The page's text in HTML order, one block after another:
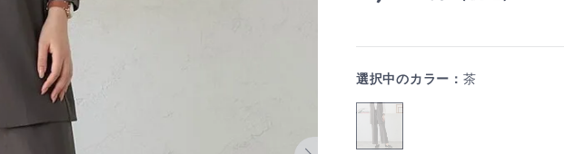
選択中のカラー： 茶